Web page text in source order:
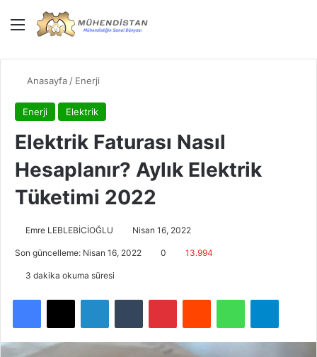
Menü
Anasayfa / Enerji
Enerji Elektrik
Elektrik Faturası Nasıl
Hesaplanır? Aylık Elektrik
Tüketimi 2022
Emre LEBLEBİCİOĞLU Nisan 16, 2022
Son güncelleme: Nisan 16, 2022 0 13.994
3 dakika okuma süresi
Facebook
X LinkedInTumblr PinterestReddit WhatsApp